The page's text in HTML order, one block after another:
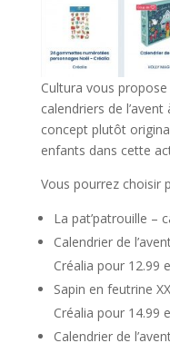
Cultura vous
calendriers de
concept plutôt
enfants dans cette
Vous pourrez choisir
La pat’patrouille –
Calendrier de
Créalia pour 12.99
Sapin en feutrine
Créalia pour 14.99
Calendrier de